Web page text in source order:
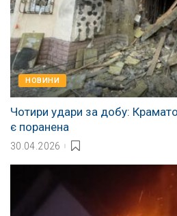
НОВИНИ
Чотири удари за добу:
є поранена
30.04.2026